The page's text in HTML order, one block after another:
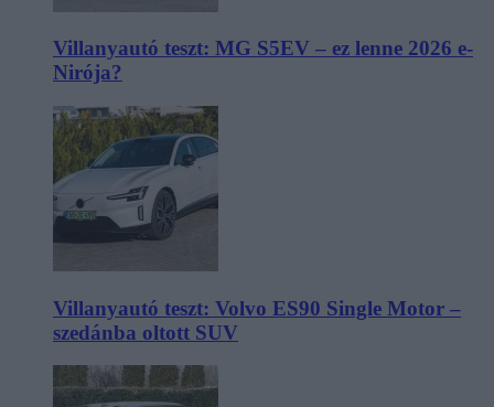
Villanyautó teszt: MG S5EV – ez lenne 2026 e-
Nirója?
Villanyautó teszt: Volvo ES90 Single Motor –
szedánba oltott SUV